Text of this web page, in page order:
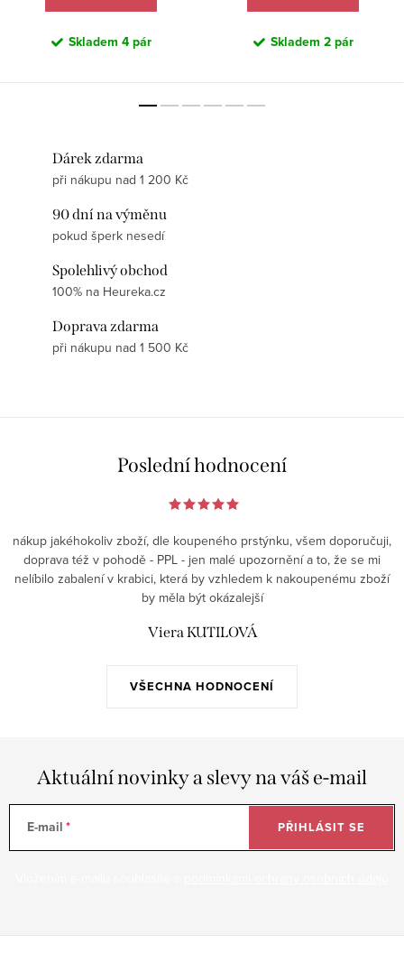
Skladem 4 pár Skladem 2 pár
Dárek zdarma
při nákupu nad 1 200 Kč
90 dní na výměnu
pokud šperk nesedí
Spolehlivý obchod
100% na Heureka.cz
Doprava zdarma
při nákupu nad 1 500 Kč
Poslední hodnocení
VŠECHNA HODNOCENÍ
nákup jakéhokoliv zboží, dle koupeného prstýnku, všem doporučuji,
doprava též v pohodě - PPL - jen malé upozornění a to, že se mi
nelíbilo zabalení v krabici, která by vzhledem k nakoupenému zboží
by měla být okázalejší
Viera KUTILOVÁ
Aktuální novinky a slevy na váš e-mail
E-mail PŘIHLÁSIT SE